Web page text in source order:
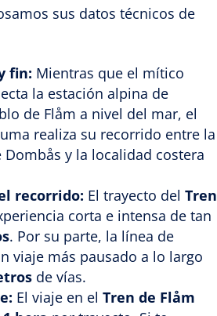
sus datos técnicos de
fin: Mientras que el mítico
la estación alpina de
de Flåm a nivel del mar, el
realiza su recorrido entre la
y la localidad costera
recorrido: El trayecto del Tren
corta e intensa de tan
. Por su parte, la línea de
viaje más pausado a lo largo
de vías.
El viaje en el Tren de Flåm